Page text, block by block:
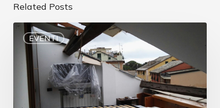
Related Posts
EVENTI